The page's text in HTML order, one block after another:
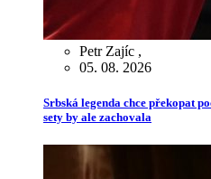
Petr Zajíc ,
05. 08. 2026
Srbská legenda chce překopat
sety by ale zachovala